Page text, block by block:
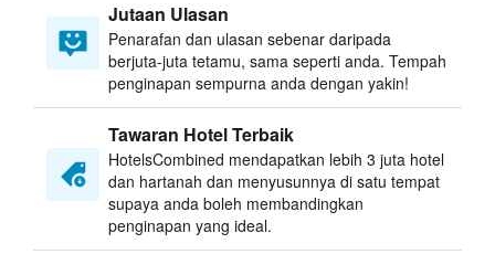
Jutaan Ulasan
Penarafan dan ulasan sebenar daripada
berjuta-juta tetamu, sama seperti anda. Tempah
penginapan sempurna anda dengan yakin!
Tawaran Hotel Terbaik
HotelsCombined mendapatkan lebih 3 juta hotel
dan hartanah dan menyusunnya di satu tempat
supaya anda boleh membandingkan
penginapan yang ideal.